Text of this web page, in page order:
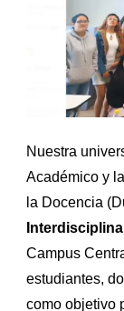
Nuestra
Académico y
la Docencia
Campus
estudiantes,
como objetivo